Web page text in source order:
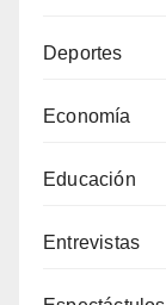
Deportes
Economía
Educación
Entrevistas